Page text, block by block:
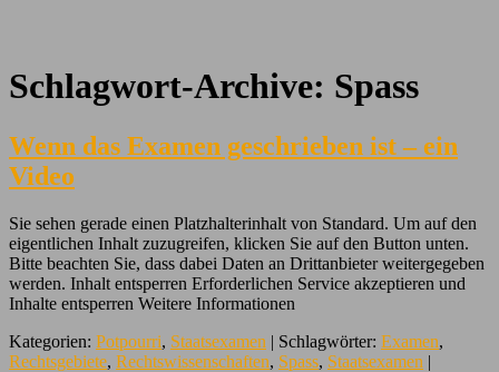
Schlagwort-Archive: Spass
Wenn das Examen geschrieben ist – ein
Video
Sie sehen gerade einen Platzhalterinhalt von Standard. Um auf den
eigentlichen Inhalt zuzugreifen, klicken Sie auf den Button unten.
Bitte beachten Sie, dass dabei Daten an Drittanbieter weitergegeben
werden. Inhalt entsperren Erforderlichen Service akzeptieren und
Inhalte entsperren Weitere Informationen
Kategorien: Potpourri, Staatsexamen | Schlagwörter: Examen,
Rechtsgebiete, Rechtswissenschaften, Spass, Staatsexamen |